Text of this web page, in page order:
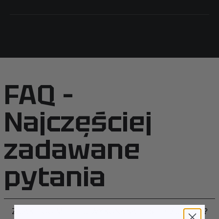
Pamiętaj również, że sztywne bransoletki możesz
dopasować je do swojego nadgarstka.
FAQ –
Najczęściej
zadawane
pytania
Z JAKIEGO METALU WYKONANA JEST BIŻUTERIA?